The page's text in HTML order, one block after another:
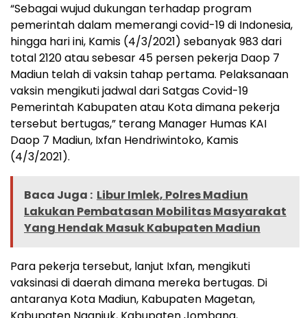
“Sebagai wujud dukungan terhadap program
pemerintah dalam memerangi covid-19 di Indonesia,
hingga hari ini, Kamis (4/3/2021) sebanyak 983 dari
total 2120 atau sebesar 45 persen pekerja Daop 7
Madiun telah di vaksin tahap pertama. Pelaksanaan
vaksin mengikuti jadwal dari Satgas Covid-19
Pemerintah Kabupaten atau Kota dimana pekerja
tersebut bertugas,” terang Manager Humas KAI
Daop 7 Madiun, Ixfan Hendriwintoko, Kamis
(4/3/2021).
Baca Juga : Libur Imlek, Polres Madiun
Lakukan Pembatasan Mobilitas Masyarakat
Yang Hendak Masuk Kabupaten Madiun
Para pekerja tersebut, lanjut Ixfan, mengikuti
vaksinasi di daerah dimana mereka bertugas. Di
antaranya Kota Madiun, Kabupaten Magetan,